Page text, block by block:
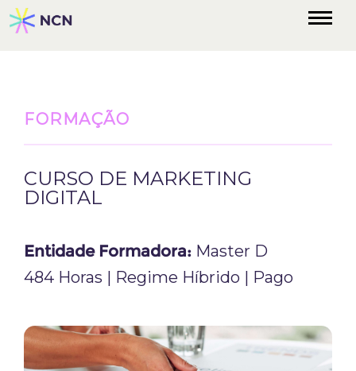
FORMAÇÃO
CURSO DE MARKETING
DIGITAL
Entidade Formadora: Master D
484 Horas | Regime Híbrido | Pago